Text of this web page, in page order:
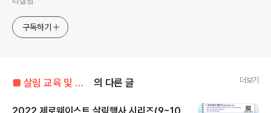
구독하기
■ 살림 교육 및 행사 공지 ■ 의 다른 글 더보기